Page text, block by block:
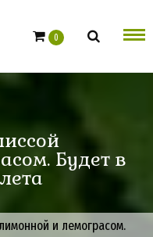
0
Будет в
и лемограсом.